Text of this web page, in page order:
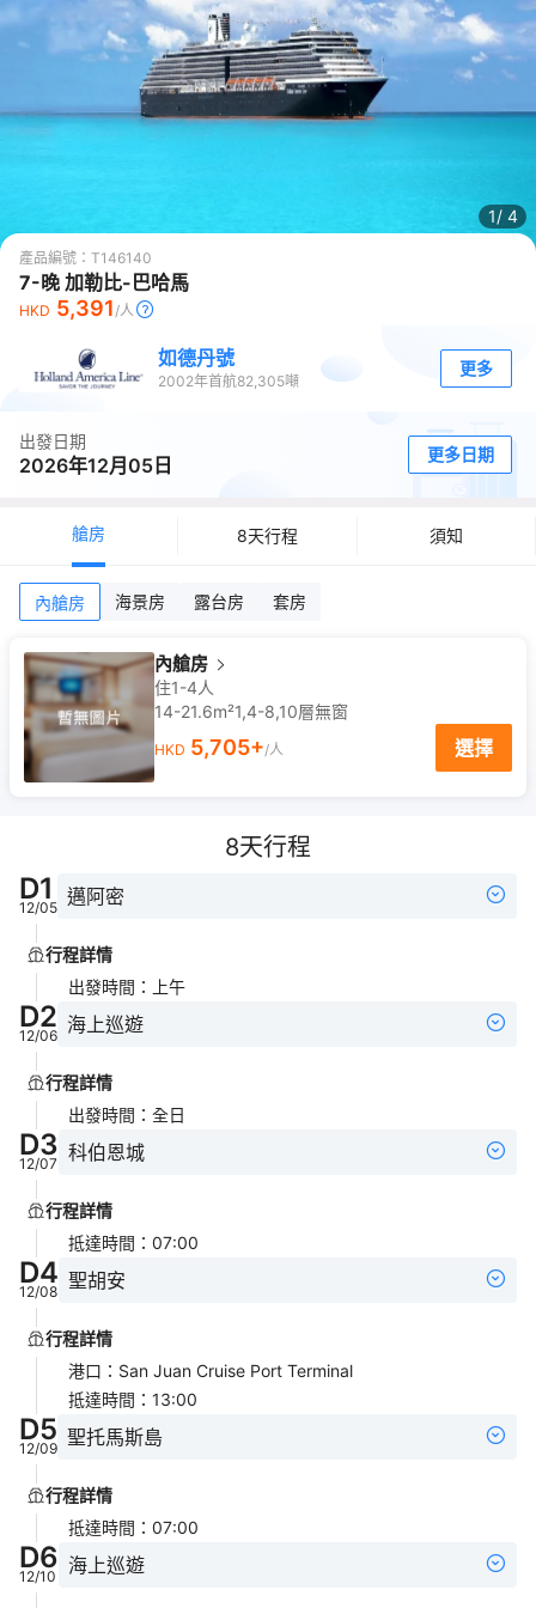
1/ 4
產品編號： T146140
7-晚 加勒比-巴哈馬
HKD 5,391/人
如德丹號
2002年首航82,305噸
更多
出發日期
2026年12月05日 更多日期
艙房 8天行程 須知
內艙房 海景房 露台房 套房
內艙房
住1-4人
14-21.6m²1,4-8,10層無窗
HKD 5,705+/人 選擇
8天行程
D1
12/05 邁阿密
行程詳情
出發時間 ： 上午
D2
12/06 海上巡遊
行程詳情
出發時間 ： 全日
D3
12/07 科伯恩城
行程詳情
抵達時間 ： 07:00
D4
12/08 聖胡安
行程詳情
港口 ： San Juan Cruise Port Terminal
抵達時間 ： 13:00
D5
12/09 聖托馬斯島
行程詳情
抵達時間 ： 07:00
D6
12/10 海上巡遊